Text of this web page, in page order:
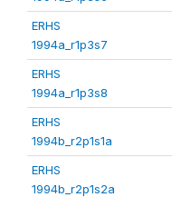
ERHS
1994a_r1p3s7
ERHS
1994a_r1p3s8
ERHS
1994b_r2p1s1a
ERHS
1994b_r2p1s2a